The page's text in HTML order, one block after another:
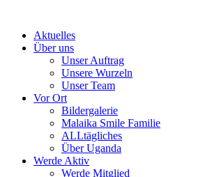
contentAktuelles
Über uns
Unser Auftrag
Unsere Wurzeln
Unser Team
Vor Ort
Bildergalerie
Malaika Smile Familie
ALLtägliches
Über Uganda
Werde Aktiv
Werde Mitglied